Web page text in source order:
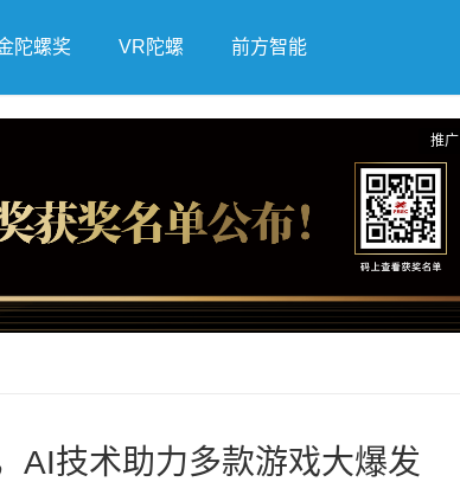
戏 云游戏
陀螺奖 VR陀螺 前方智能
推广
AI技术助力多款游戏大爆发